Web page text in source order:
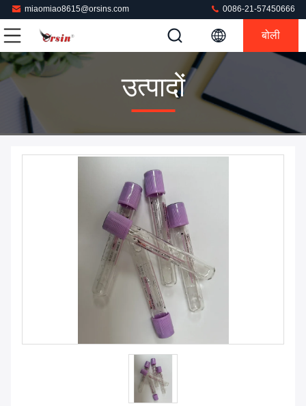
miaomiao8615@orsins.com 0086-21-57450666
बोली
उत्पादों